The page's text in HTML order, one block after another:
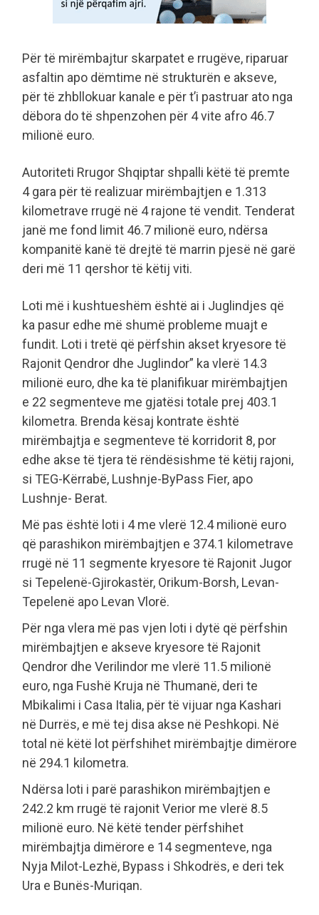
Për të mirëmbajtur skarpatet e rrugëve, riparuar
asfaltin apo dëmtime në strukturën e akseve,
për të zhbllokuar kanale e për t’i pastruar ato nga
dëbora do të shpenzohen për 4 vite afro 46.7
milionë euro.
Autoriteti Rrugor Shqiptar shpalli këtë të premte
4 gara për të realizuar mirëmbajtjen e 1.313
kilometrave rrugë në 4 rajone të vendit. Tenderat
janë me fond limit 46.7 milionë euro, ndërsa
kompanitë kanë të drejtë të marrin pjesë në garë
deri më 11 qershor të këtij viti.
Loti më i kushtueshëm është ai i Juglindjes që
ka pasur edhe më shumë probleme muajt e
fundit. Loti i tretë që përfshin akset kryesore të
Rajonit Qendror dhe Juglindor” ka vlerë 14.3
milionë euro, dhe ka të planifikuar mirëmbajtjen
e 22 segmenteve me gjatësi totale prej 403.1
kilometra. Brenda kësaj kontrate është
mirëmbajtja e segmenteve të korridorit 8, por
edhe akse të tjera të rëndësishme të këtij rajoni,
si TEG-Kërrabë, Lushnje-ByPass Fier, apo
Lushnje- Berat.
Më pas është loti i 4 me vlerë 12.4 milionë euro
që parashikon mirëmbajtjen e 374.1 kilometrave
rrugë në 11 segmente kryesore të Rajonit Jugor
si Tepelenë-Gjirokastër, Orikum-Borsh, Levan-
Tepelenë apo Levan Vlorë.
Për nga vlera më pas vjen loti i dytë që përfshin
mirëmbajtjen e akseve kryesore të Rajonit
Qendror dhe Verilindor me vlerë 11.5 milionë
euro, nga Fushë Kruja në Thumanë, deri te
Mbikalimi i Casa Italia, për të vijuar nga Kashari
në Durrës, e më tej disa akse në Peshkopi. Në
total në këtë lot përfshihet mirëmbajtje dimërore
në 294.1 kilometra.
Ndërsa loti i parë parashikon mirëmbajtjen e
242.2 km rrugë të rajonit Verior me vlerë 8.5
milionë euro. Në këtë tender përfshihet
mirëmbajtja dimërore e 14 segmenteve, nga
Nyja Milot-Lezhë, Bypass i Shkodrës, e deri tek
Ura e Bunës-Muriqan.